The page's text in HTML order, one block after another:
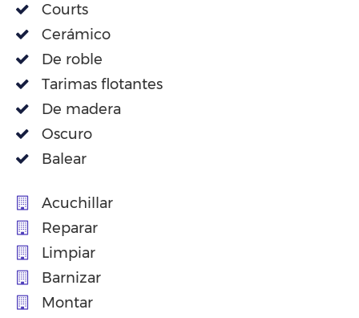
Courts
Cerámico
De roble
Tarimas flotantes
De madera
Oscuro
Balear
Acuchillar
Reparar
Limpiar
Barnizar
Montar